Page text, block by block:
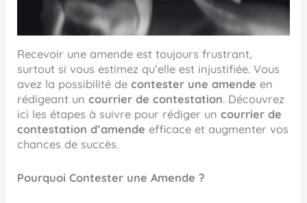
Recevoir une amende est toujours frustrant,
surtout si vous estimez qu’elle est injustifiée. Vous
avez la possibilité decontester une amende en
rédigeant uncourrier de contestation. Découvrez
ici les étapes à suivre pour rédiger uncourrier de
contestation d’amende efficace et augmenter vos
chances de succès.
Pourquoi Contester une Amende ?